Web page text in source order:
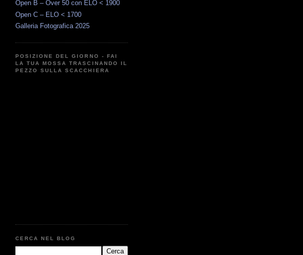
Open B – Over 50 con ELO < 1900
Open C – ELO < 1700
Galleria Fotografica 2025
POSIZIONE DEL GIORNO - FAI
LA TUA MOSSA TRASCINANDO IL
PEZZO SULLA SCACCHIERA
CERCA NEL BLOG